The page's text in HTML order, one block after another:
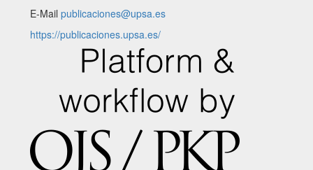
E-Mail publicaciones@upsa.es
https://publicaciones.upsa.es/